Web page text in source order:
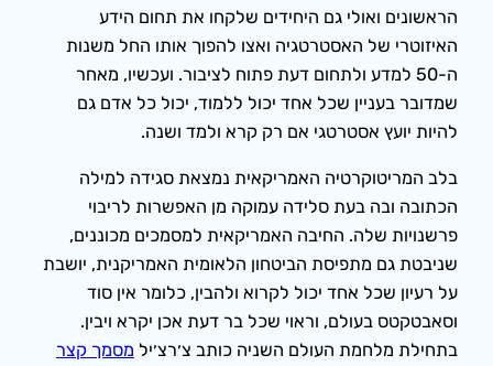
הראשונים ואולי גם היחידים שלקחו את תחום הידע
האיזוטרי של האסטרטגיה ואצו להפוך אותו החל משנות
ה-50 למדע ולתחום דעת פתוח לציבור. ועכשיו, מאחר
שמדובר בעניין שכל אחד יכול ללמוד, יכול כל אדם גם
להיות יועץ אסטרטגי אם רק קרא ולמד ושנה.
בלב המריטוקרטיה האמריקאית נמצאת סגידה למילה
הכתובה ובה בעת סלידה עמוקה מן האפשרות לריבוי
פרשנויות שלה. החיבה האמריקאית למסמכים מכוננים,
שניבטת גם מתפיסת הביטחון הלאומית האמריקנית, יושבת
על רעיון שכל אחד יכול לקרוא ולהבין, כלומר אין סוד
וסאבטקטס בעולם, וראוי שכל בר דעת אכן יקרא ויבין.
בתחילת מלחמת העולם השניה כותב צ׳רצ׳יל מסמך קצר